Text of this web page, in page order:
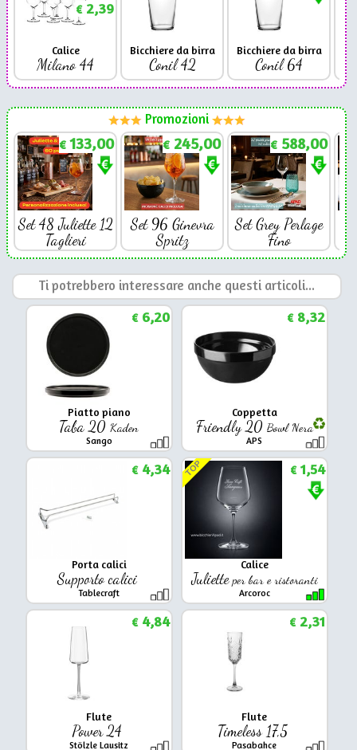
€2,39
Calice
Milano 44
Bicchiere da birra
Conil 42
Bicchiere da birra
Conil 64
Promozioni
€ 133,00
Set 48 Juliette 12
Taglieri
€ 245,00
Set 96 Ginevra
Spritz
€ 588,00
Set Grey Perlage
Fino
Ti potrebbero interessare anche questi articoli...
Piatto piano
Taba 20 Kaden
Sango
€6,20
Coppetta
Friendly 20 Bowl Nera
APS
€8,32
Porta calici
Supporto calici
Tablecraft
€4,34
Calice
Julietteper bar e ristoranti
Arcoroc
TOP €1,54
Flute
Power 24
Stölzle Lausitz
€4,84
Flute
Timeless 17,5
Pasabahce
€2,31